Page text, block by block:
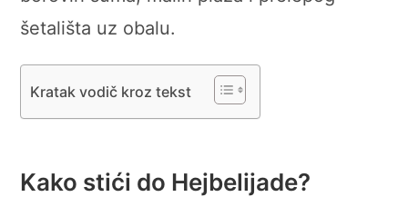
šetališta uz obalu.
Kratak vodič kroz tekst
Kako stići do Hejbelijade?